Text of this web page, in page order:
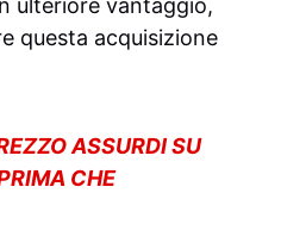
ulteriore vantaggio,
questa acquisizione
ASSURDI SU
CHE